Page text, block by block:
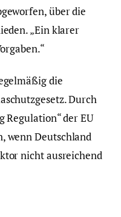
über die
„Ein klarer
die
Durch
Regulation“ der EU
wenn Deutschland
nicht ausreichend